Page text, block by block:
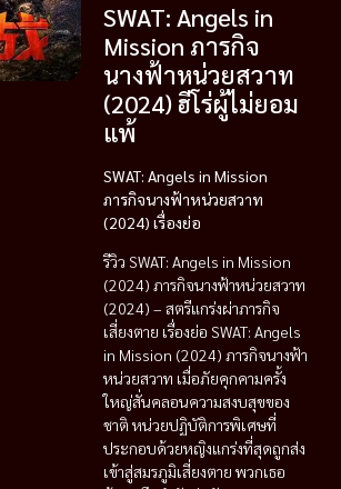
SWAT: Angels in
Mission ภารกิจ
นางฟ้าหน่วยสวาท
(2024) ฮีโร่ผู้ไม่ยอม
แพ้
SWAT: Angels in Mission
ภารกิจนางฟ้าหน่วยสวาท
(2024) เรื่องย่อ
รีวิว SWAT: Angels in Mission
(2024) ภารกิจนางฟ้าหน่วยสวาท
(2024) – สตรีแกร่งผ่าภารกิจ
เสี่ยงตาย เรื่องย่อ SWAT: Angels
in Mission (2024) ภารกิจนางฟ้า
หน่วยสวาท เมื่อภัยคุกคามครั้ง
ใหญ่สั่นคลอนความสงบสุขของ
ชาติ หน่วยปฏิบัติการพิเศษที่
ประกอบด้วยหญิงแกร่งที่สุดถูกส่ง
เข้าสู่สมรภูมิเสี่ยงตาย พวกเธอ